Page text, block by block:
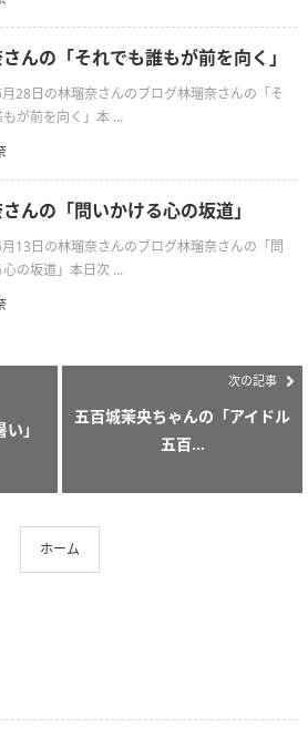
んの「それでも誰もが前を向く」
28日の林瑠奈さんのブログ林瑠奈さんの「そ
が前を向く」本 ...
んの「問いかける心の坂道」
13日の林瑠奈さんのブログ林瑠奈さんの「問
の坂道」本日次 ...
」
次の記事
五百城茉央ちゃんの「アイドル
五百...
ホーム